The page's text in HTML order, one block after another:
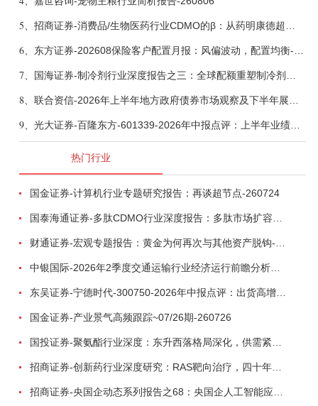
5、
6、
7、
8、
9、 光大证券-百隆东方-601339-2026年中报点评：上半年业绩表现高增，国内外产能均有亮眼表现-260807
热门行业
国金证券-计算机行业专题研究报告：再谈超节点-260724
中银国际-2026年2季度交通运输行业经济运行前瞻分析：地缘冲突致航运和航空景气度分化，交通基础设施板块总体呈现稳健特征-260724
东吴证券-宁德时代-300750-2026年中报点评：出货高增业绩稳健，回购彰显龙头信心-260726
国金证券-产业景气高频跟踪~07/26期-260726
招商证券-创新药行业深度研究：RAS靶向治疗，四十年不可成药的终结，与终结之后的治疗格局演化-260805